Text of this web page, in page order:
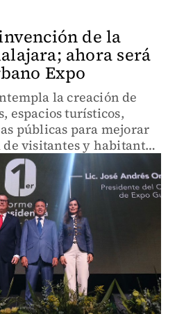
de la
ahora será
Expo
espacios turísticos,
públicas para mejorar
visitantes y habitantes